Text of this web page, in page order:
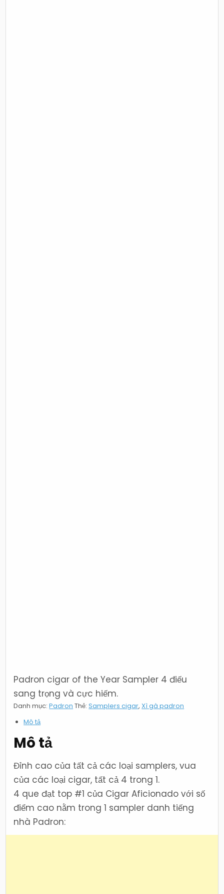
Padron cigar of the Year Sampler 4 điếu
sang trọng và cực hiếm.
Danh mục:Padron Thẻ:Samplers cigar,Xì gà padron
Mô tả
Mô tả
Đỉnh cao của tất cả các loại samplers, vua
của các loại cigar, tất cả 4 trong 1.
4 que đạt top #1 của Cigar Aficionado với số
điểm cao nằm trong 1 sampler danh tiếng
nhà Padron: